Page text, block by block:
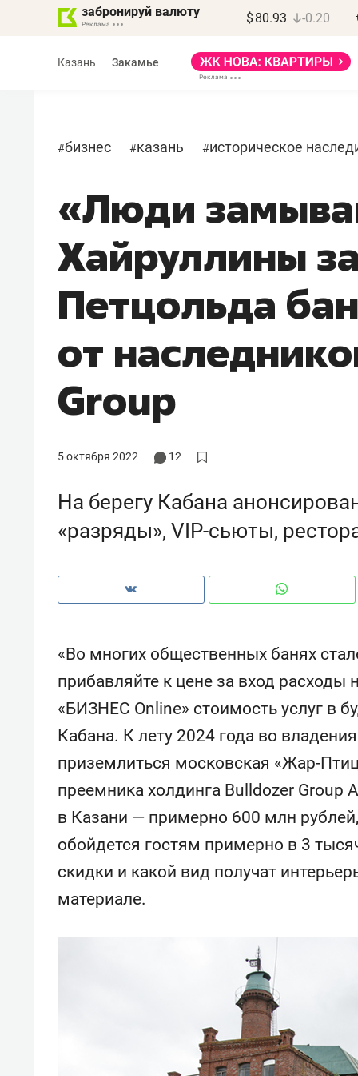
забронируй валюту $ 80.93 -0.20
Казань Закамье
#бизнес #казань #историческое
«Люди
Хайруллины
Петцольда
от
Group
5 октября 2022 12
На берегу Кабана
«разряды», VIP-сьюты,
«Во многих общественных банях
прибавляйте к цене за вход расходы
«БИЗНЕС Online» стоимость услуг в
Кабана. К лету 2024 года во
приземлиться московская «Жар-
преемника холдинга Bulldozer Group
в Казани — примерно 600 млн
обойдется гостям примерно в 3
скидки и какой вид получат
материале.
Василь Мазитов
МАРТ
«Не зная местных
правил, бизнес может
потерять минимум
полгода»
Как бизнесу выйти на зарубежные
рынки, почему надо знать
Рекомендуем
Падел, фитнес, танцы и даже
ниндзя-зал: как ТРЦ «Франт»
стал Меккой для любителей
спорта
когда
свою